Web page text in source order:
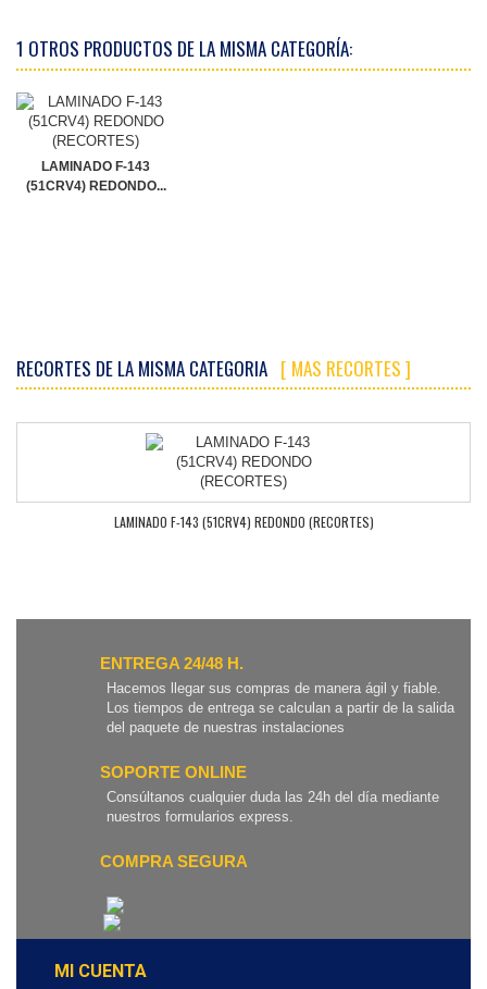
1 OTROS PRODUCTOS DE LA MISMA CATEGORÍA:
LAMINADO F-143
(51CRV4) REDONDO...
RECORTES DE LA MISMA CATEGORIA [ MAS RECORTES ]
LAMINADO F-143 (51CRV4) REDONDO (RECORTES)
ENTREGA 24/48 H.
Hacemos llegar sus compras de manera ágil y fiable.
Los tiempos de entrega se calculan a partir de la salida
del paquete de nuestras instalaciones
SOPORTE ONLINE
Consúltanos cualquier duda las 24h del día mediante
nuestros formularios express.
COMPRA SEGURA
MI CUENTA